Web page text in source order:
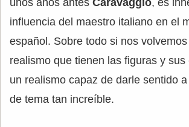
influencia del maestro italiano en el
español. Sobre todo si nos
realismo que tienen las figuras y sus
un realismo capaz de darle sentido
de tema tan increíble.